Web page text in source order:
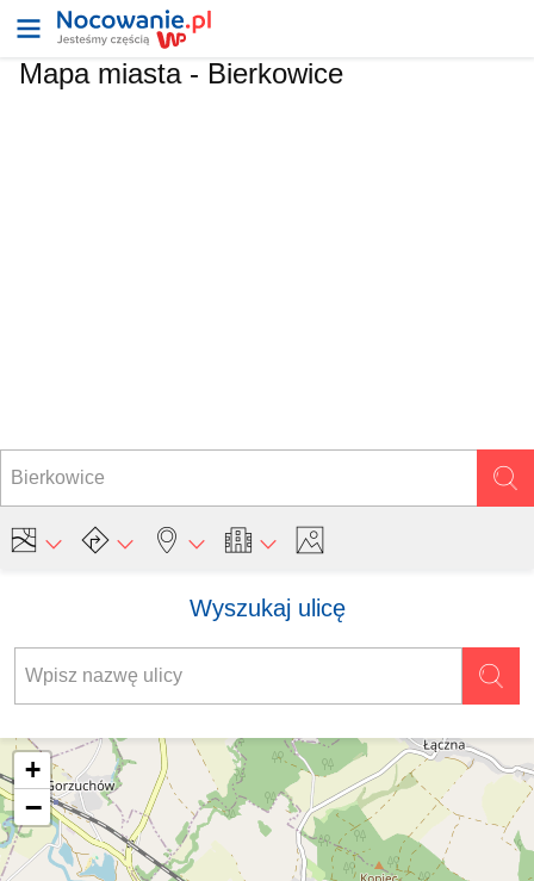
Mapa miasta - Bierkowice
Wyszukaj ulicę
+
−